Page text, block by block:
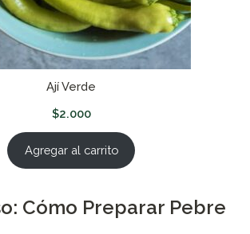
Ají Verde
$2.000
Agregar al carrito
Cómo Preparar Pebre